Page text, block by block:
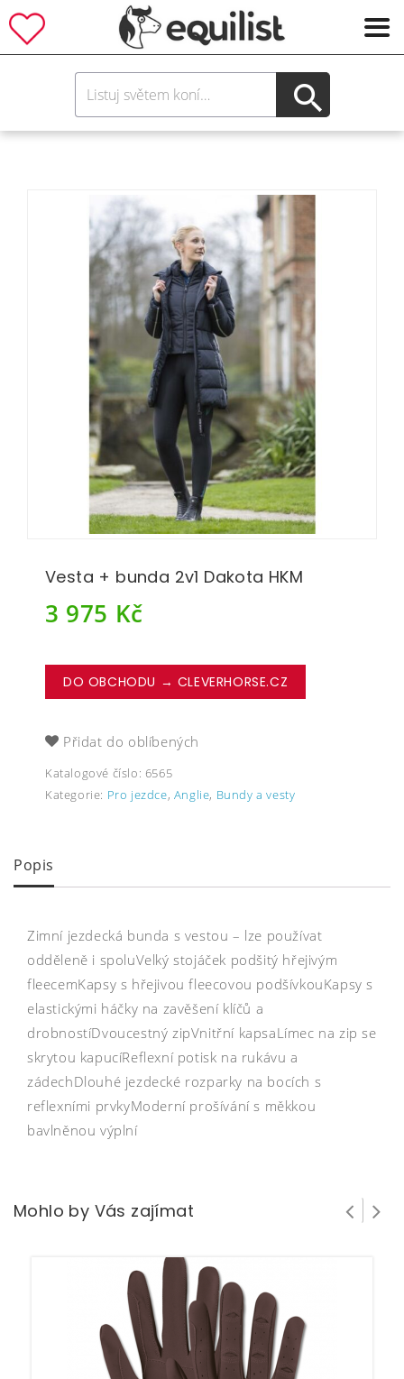
Vesta + bunda 2v1 Dakota HKM
3 975 Kč
DO OBCHODU → CLEVERHORSE.CZ
Přidat do oblíbených
Katalogové číslo: 6565
Kategorie: Pro jezdce, Anglie, Bundy a vesty
Popis
Zimní jezdecká bunda s vestou – lze používat
odděleně i spoluVelký stojáček podšitý hřejivým
fleecemKapsy s hřejivou fleecovou podšívkouKapsy s
elastickými háčky na zavěšení klíčů a
drobnostíDvoucestný zipVnitřní kapsaLímec na zip se
skrytou kapucíReflexní potisk na rukávu a
zádechDlouhé jezdecké rozparky na bocích s
reflexními prvkyModerní prošívání s měkkou
bavlněnou výplní
Mohlo by Vás zajímat